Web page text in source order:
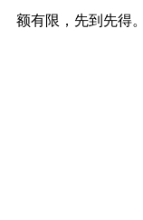
额有限，先到先得。